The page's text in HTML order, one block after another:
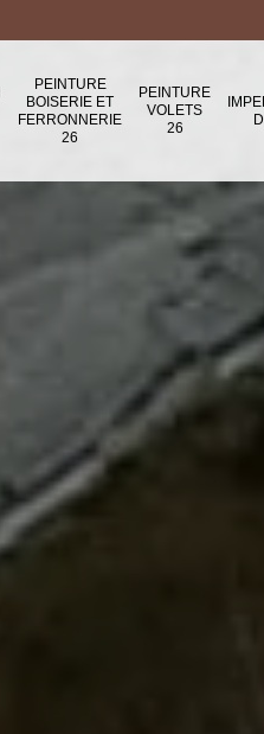
PEINTURE
BOISERIE ET
FERRONNERIE
26
PEINTURE
VOLETS
26